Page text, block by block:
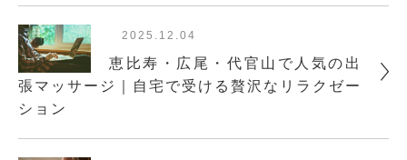
2025.12.04
恵比寿・広尾・代官山で人気の出
張マッサージ｜自宅で受ける贅沢なリラクゼー
ション